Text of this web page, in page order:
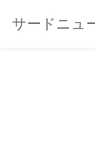
サードニュ